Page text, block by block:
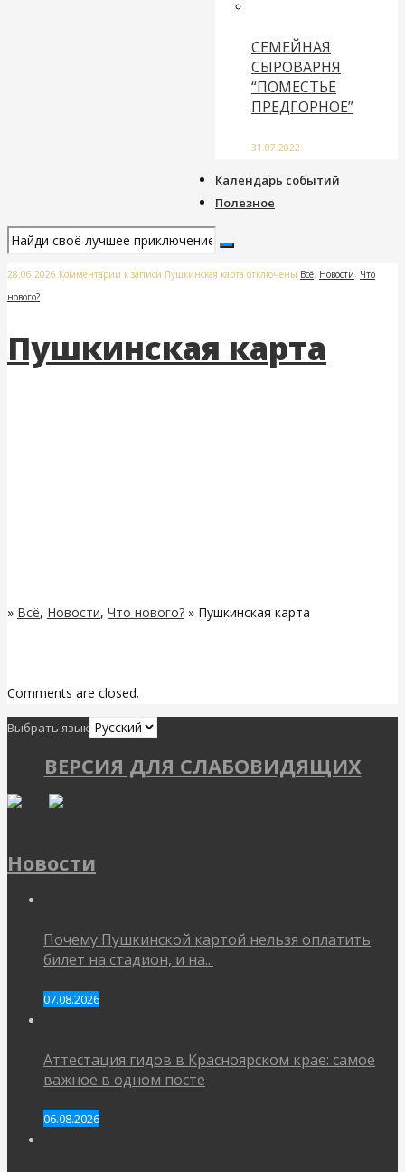
СЕМЕЙНАЯ
СЫРОВАРНЯ
“ПОМЕСТЬЕ
ПРЕДГОРНОЕ”
31.07.2022
Календарь событий
Полезное
28.06.2026 Комментарии к записи Пушкинская карта отключены Всё, Новости, Что
нового?
Пушкинская карта
» Всё, Новости, Что нового? » Пушкинская карта
Comments are closed.
Выбрать язык
ВЕРСИЯ ДЛЯ СЛАБОВИДЯЩИХ
Новости
Почему Пушкинской картой нельзя оплатить
билет на стадион, и на...
07.08.2026
Аттестация гидов в Красноярском крае: самое
важное в одном посте
06.08.2026